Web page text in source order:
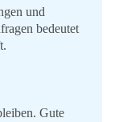
und
bedeutet
Gute